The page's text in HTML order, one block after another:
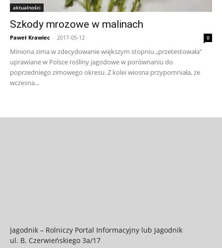
aktualności
Szkody mrozowe w malinach
Paweł Krawiec - 2017-05-12 0
Miniona zima w zdecydowanie większym stopniu „przetestowała”
uprawiane w Polsce rośliny jagodowe w porównaniu do
poprzedniego zimowego okresu. Z kolei wiosna przypomniała, że
wczesna...
Jagodnik – Rolniczy Portal Informacyjny lub Jagodnik
ul. B. Czerwieńskiego 3a/17